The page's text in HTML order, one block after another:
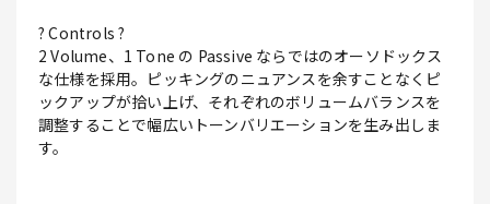
? Controls ?
2 Volume、1 Tone の Passive ならではのオーソドックス
な仕様を採用。ピッキングのニュアンスを余すことなくピ
ックアップが拾い上げ、それぞれのボリュームバランスを
調整することで幅広いトーンバリエーションを生み出しま
す。